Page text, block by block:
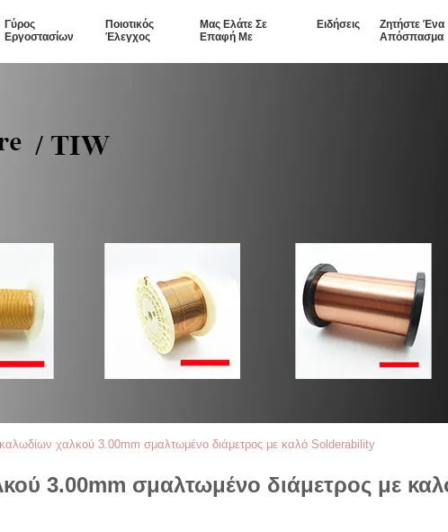
Γύρος
Εργοστασίων
Ποιοτικός
Έλεγχος
Μας Ελάτε Σε
Επαφή Με
Ειδήσεις
Ζητήστε Ένα
Απόσπασμα
χαλκού 3.00mm σμαλτωμένο διάμετρος με καλό Solderability
3.00mm σμαλτωμένο διάμετρος με